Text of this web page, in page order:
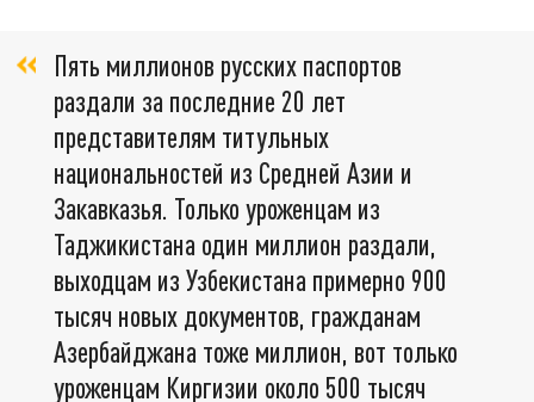
Пять миллионов русских паспортов
раздали за последние 20 лет
представителям титульных
национальностей из Средней Азии и
Закавказья. Только уроженцам из
Таджикистана один миллион раздали,
выходцам из Узбекистана примерно 900
тысяч новых документов, гражданам
Азербайджана тоже миллион, вот только
уроженцам Киргизии около 500 тысяч